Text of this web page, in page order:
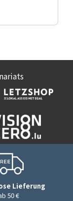
Lieferung
50 €